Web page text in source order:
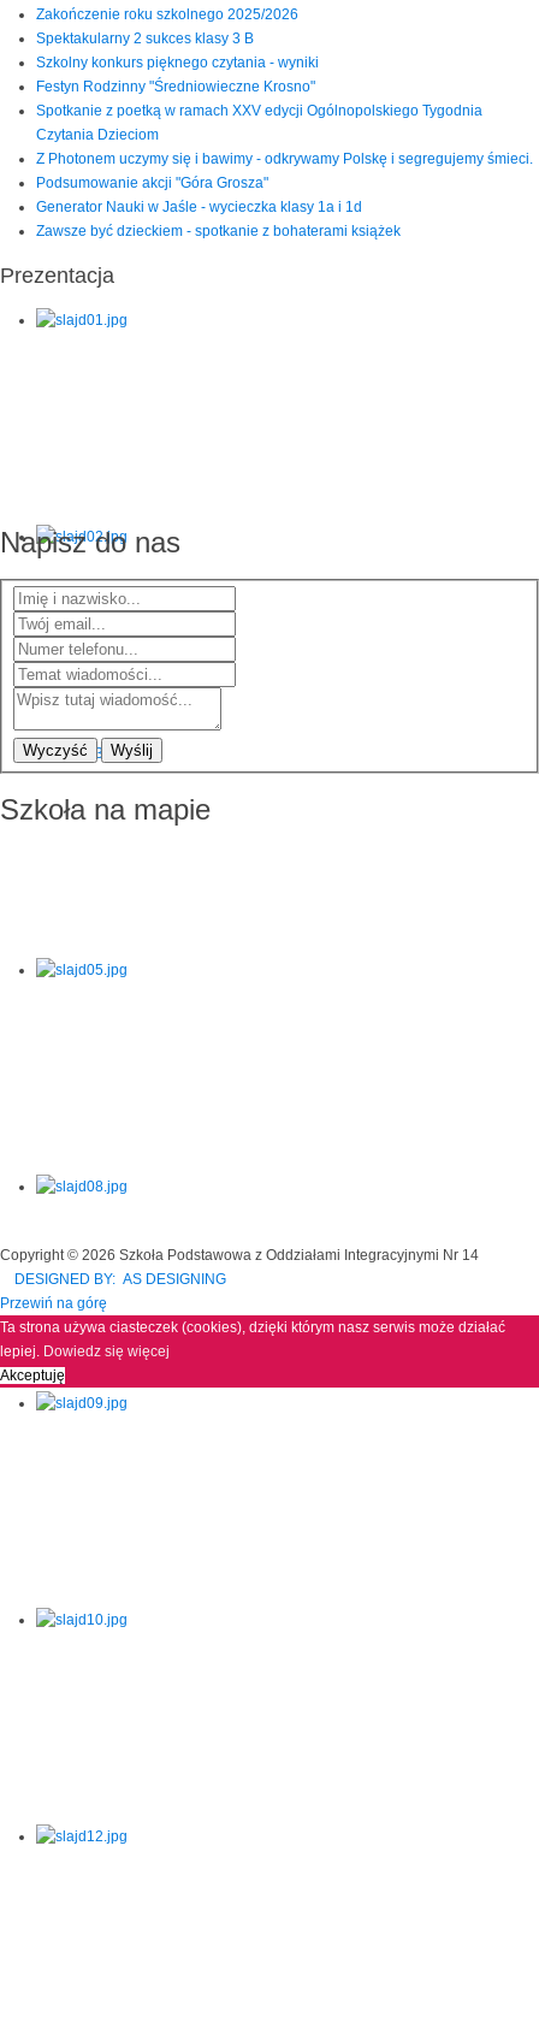
Zakończenie roku szkolnego 2025/2026
Spektakularny 2 sukces klasy 3 B
Szkolny konkurs pięknego czytania - wyniki
Festyn Rodzinny "Średniowieczne Krosno"
Spotkanie z poetką w ramach XXV edycji Ogólnopolskiego Tygodnia
Czytania Dzieciom
Z Photonem uczymy się i bawimy - odkrywamy Polskę i segregujemy śmieci.
Podsumowanie akcji "Góra Grosza"
Generator Nauki w Jaśle - wycieczka klasy 1a i 1d
Zawsze być dzieckiem - spotkanie z bohaterami książek
Prezentacja
Napisz do nas
Wyczyść Wyślij
Szkoła na mapie
Copyright © 2026 Szkoła Podstawowa z Oddziałami Integracyjnymi Nr 14
DESIGNED BY: AS DESIGNING
Przewiń na górę
Ta strona używa ciasteczek (cookies), dzięki którym nasz serwis może działać
lepiej. Dowiedz się więcej
Akceptuję